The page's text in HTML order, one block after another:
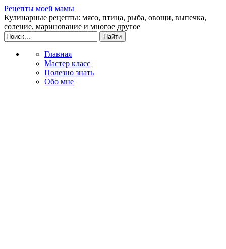
Рецепты моей мамы
Кулинарные рецепты: мясо, птица, рыба, овощи, выпечка,
соление, маринование и многое другое
Главная
Мастер класс
Полезно знать
Обо мне